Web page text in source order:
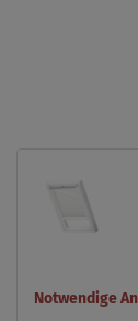
Notwendige